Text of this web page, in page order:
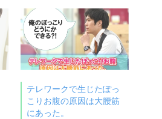
テレワークで生じたぽっ
こりお腹の原因は大腰筋
にあった。